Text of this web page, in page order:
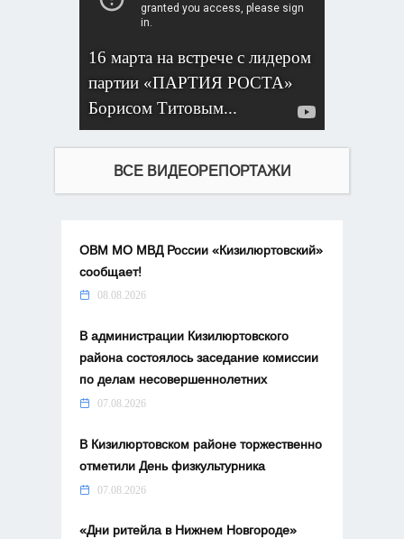
16 марта​ на встрече с лидером
партии «ПАРТИЯ РОСТА»
Борисом Титовым...
ВСЕ ВИДЕОРЕПОРТАЖИ
ОВМ МО МВД России «Кизилюртовский»
сообщает!
08.08.2026
В администрации Кизилюртовского
района состоялось заседание комиссии
по делам несовершеннолетних
07.08.2026
В Кизилюртовском районе торжественно
отметили День физкультурника
07.08.2026
«Дни ритейла в Нижнем Новгороде»